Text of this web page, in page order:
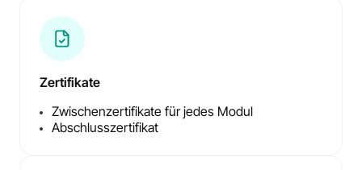
Zertifikate
Zwischenzertifikate für jedes Modul
Abschlusszertifikat